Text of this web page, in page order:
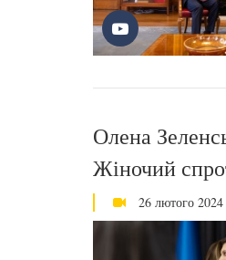
Олена
Жіночий
26 лютого